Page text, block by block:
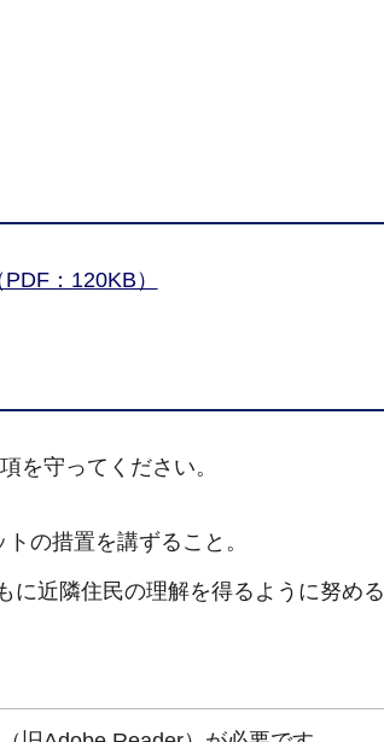
：120KB）
を守ってください。
の措置を講ずること。
に近隣住民の理解を得るように努める